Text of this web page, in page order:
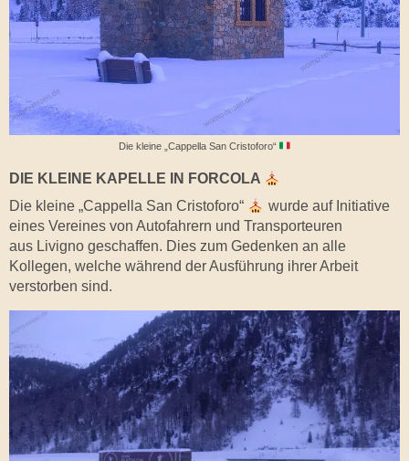
Die kleine „Cappella San Cristoforo“
DIE KLEINE KAPELLE IN FORCOLA
Die kleine „Cappella San Cristoforo“
wurde auf Initiative
eines Vereines von Autofahrern und Transporteuren
aus Livigno geschaffen. Dies zum Gedenken an alle
Kollegen, welche während der Ausführung ihrer Arbeit
verstorben sind.